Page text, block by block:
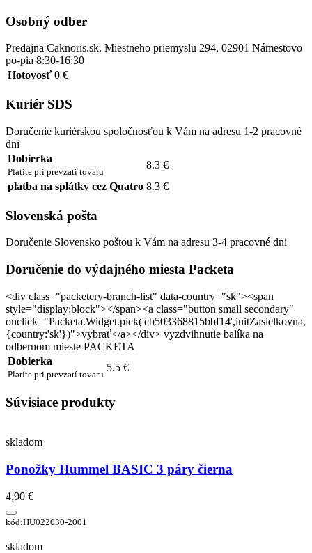
Osobný odber
Predajna Caknoris.sk, Miestneho priemyslu 294, 02901 Námestovo
po-pia 8:30-16:30
Hotovosť 0 €
Kuriér SDS
Doručenie kuriérskou spoločnosťou k Vám na adresu 1-2 pracovné
dni
Dobierka
Platíte pri prevzatí tovaru
8.3 €
platba na splátky cez Quatro 8.3 €
Slovenská pošta
Doručenie Slovensko poštou k Vám na adresu 3-4 pracovné dni
Doručenie do výdajného miesta Packeta
<div class="packetery-branch-list" data-country="sk"><span
style="display:block"></span><a class="button small secondary"
onclick="Packeta.Widget.pick('cb503368815bbf14',initZasielkovna,
{country:'sk'})">vybrať</a></div> vyzdvihnutie balíka na
odbernom mieste PACKETA
Dobierka
Platíte pri prevzatí tovaru
5.5 €
Súvisiace produkty
skladom
Ponožky Hummel BASIC 3 páry čierna
4,90 €
kód:HU022030-2001
skladom